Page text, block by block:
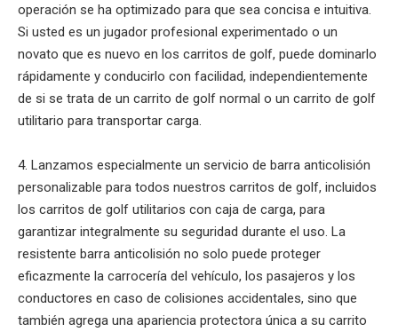
operación se ha optimizado para que sea concisa e intuitiva.
Si usted es un jugador profesional experimentado o un
novato que es nuevo en los carritos de golf, puede dominarlo
rápidamente y conducirlo con facilidad, independientemente
de si se trata de un carrito de golf normal o un carrito de golf
utilitario para transportar carga.
4. Lanzamos especialmente un servicio de barra anticolisión
personalizable para todos nuestros carritos de golf, incluidos
los carritos de golf utilitarios con caja de carga, para
garantizar integralmente su seguridad durante el uso. La
resistente barra anticolisión no solo puede proteger
eficazmente la carrocería del vehículo, los pasajeros y los
conductores en caso de colisiones accidentales, sino que
también agrega una apariencia protectora única a su carrito